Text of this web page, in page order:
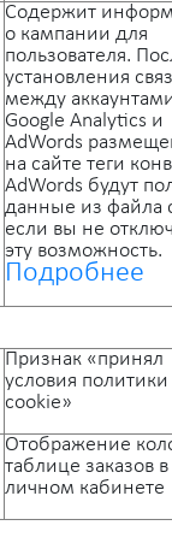
Содержит
о кампании для
пользователя.
установления
между
Google Analytics и
AdWords
на сайте теги
AdWords будут
данные из файла
если вы не
эту возможность.
Подробнее
Признак «принял
условия политики
cookie»
Отображение
таблице заказов в
личном кабинете